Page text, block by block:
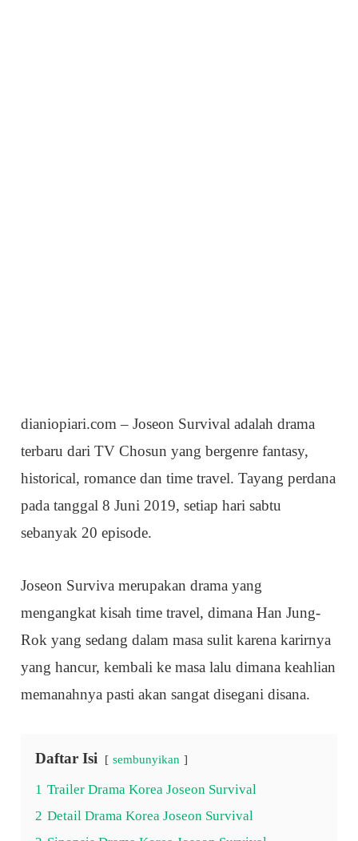
dianiopiari.com – Joseon Survival adalah drama
terbaru dari TV Chosun yang bergenre fantasy,
historical, romance dan time travel. Tayang perdana
pada tanggal 8 Juni 2019, setiap hari sabtu
sebanyak 20 episode.
Joseon Surviva merupakan drama yang
mengangkat kisah time travel, dimana Han Jung-
Rok yang sedang dalam masa sulit karena karirnya
yang hancur, kembali ke masa lalu dimana keahlian
memanahnya pasti akan sangat disegani disana.
Daftar Isi sembunyikan
1 Trailer Drama Korea Joseon Survival
2 Detail Drama Korea Joseon Survival